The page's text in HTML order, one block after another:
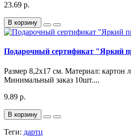
23.69 р.
В корзину
Подарочный сертификат "Яркий
Размер 8,2х17 см. Материал: картон
Минимальный заказ 10шт....
9.89 р.
В корзину
Теги: дартц